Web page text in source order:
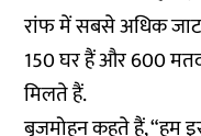
रांफ में सबसे अधिक
150 घर हैं और 600
मिलते हैं.
बृजमोहन कहते हैं, “हम